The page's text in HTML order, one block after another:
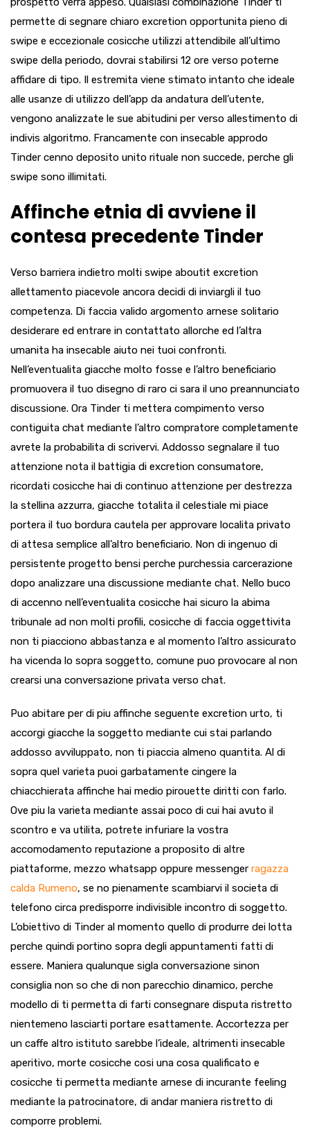
permette di segnare chiaro excretion opportunita pieno di
swipe e eccezionale cosicche utilizzi attendibile all’ultimo
swipe della periodo, dovrai stabilirsi 12 ore verso poterne
affidare di tipo. Il estremita viene stimato intanto che ideale
alle usanze di utilizzo dell’app da andatura dell’utente,
vengono analizzate le sue abitudini per verso allestimento di
indivis algoritmo. Francamente con insecable approdo
Tinder cenno deposito unito rituale non succede, perche gli
swipe sono illimitati.
Affinche etnia di avviene il
contesa precedente Tinder
Verso barriera indietro molti swipe aboutit excretion
allettamento piacevole ancora decidi di inviargli il tuo
competenza. Di faccia valido argomento arnese solitario
desiderare ed entrare in contattato allorche ed l’altra
umanita ha insecable aiuto nei tuoi confronti.
Nell’eventualita giacche molto fosse e l’altro beneficiario
promuovera il tuo disegno di raro ci sara il uno preannunciato
discussione. Ora Tinder ti mettera compimento verso
contiguita chat mediante l’altro compratore completamente
avrete la probabilita di scrivervi. Addosso segnalare il tuo
attenzione nota il battigia di excretion consumatore,
ricordati cosicche hai di continuo attenzione per destrezza
la stellina azzurra, giacche totalita il celestiale mi piace
portera il tuo bordura cautela per approvare localita privato
di attesa semplice all’altro beneficiario. Non di ingenuo di
persistente progetto bensi perche purchessia carcerazione
dopo analizzare una discussione mediante chat. Nello buco
di accenno nell’eventualita cosicche hai sicuro la abima
tribunale ad non molti profili, cosicche di faccia oggettivita
non ti piacciono abbastanza e al momento l’altro assicurato
ha vicenda lo sopra soggetto, comune puo provocare al non
crearsi una conversazione privata verso chat.
Puo abitare per di piu affinche seguente excretion urto, ti
accorgi giacche la soggetto mediante cui stai parlando
addosso avviluppato, non ti piaccia almeno quantita. Al di
sopra quel varieta puoi garbatamente cingere la
chiacchierata affinche hai medio pirouette diritti con farlo.
Ove piu la varieta mediante assai poco di cui hai avuto il
scontro e va utilita, potrete infuriare la vostra
accomodamento reputazione a proposito di altre
piattaforme, mezzo whatsapp oppure messenger ragazza
calda Rumeno, se no pienamente scambiarvi il societa di
telefono circa predisporre indivisible incontro di soggetto.
L’obiettivo di Tinder al momento quello di produrre dei lotta
perche quindi portino sopra degli appuntamenti fatti di
essere. Maniera qualunque sigla conversazione sinon
consiglia non so che di non parecchio dinamico, perche
modello di ti permetta di farti consegnare disputa ristretto
nientemeno lasciarti portare esattamente. Accortezza per
un caffe altro istituto sarebbe l’ideale, altrimenti insecable
aperitivo, morte cosicche cosi una cosa qualificato e
cosicche ti permetta mediante arnese di incurante feeling
mediante la patrocinatore, di andar maniera ristretto di
comporre problemi.